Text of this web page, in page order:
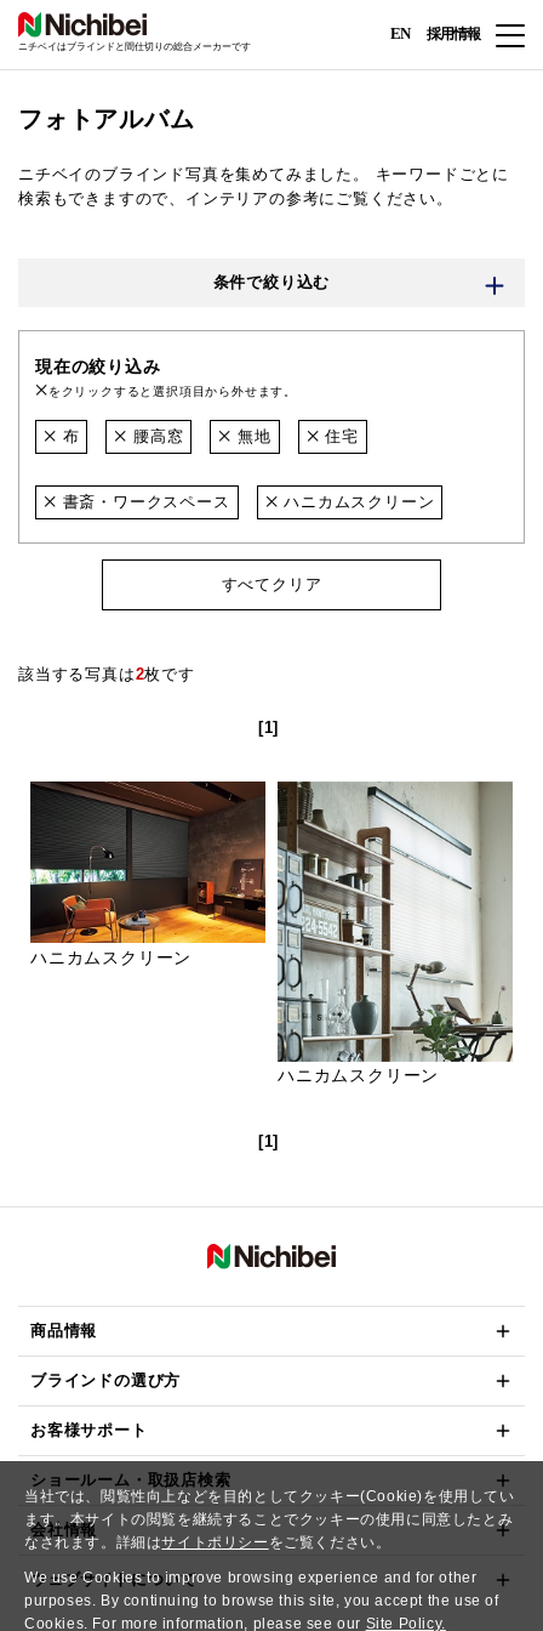
当社では、閲覧性向上などを目的としてクッキー(Cookie)を使用してい
ます。本サイトの閲覧を継続することでクッキーの使用に同意したとみ
なされます。詳細はサイトポリシー をご覧ください。
We use Cookies to improve browsing experience and for other
purposes. By continuing to browse this site, you accept the use of
Cookies. For more information, please see our Site Policy.
ニチベイはブラインドと間仕切りの総合メーカーです
EN 採用情報
フォトアルバム
ニチベイのブラインド写真を集めてみました。
キーワードごとに
検索もできますので、インテリアの参考にご覧ください。
条件で絞り込む
現在の絞り込み
をクリックすると選択項目から外せます。
布 腰高窓 無地 住宅
書斎・ワークスペース ハニカムスクリーン
すべてクリア
該当する写真は2枚です
[1]
ハニカムスクリーン
ハニカムスクリーン
[1]
商品情報
ブラインドの選び方
お客様サポート
ショールーム・取扱店検索
会社情報
ウェブサイトについて